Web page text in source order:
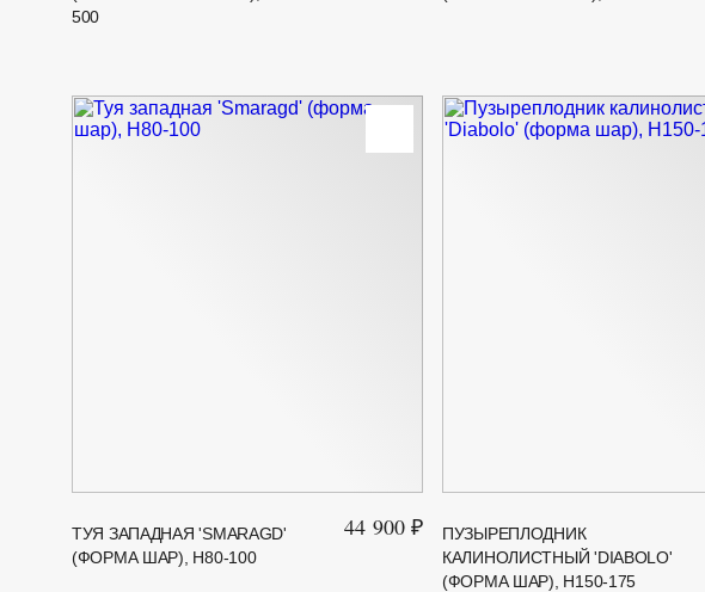
500
ТУЯ ЗАПАДНАЯ 'SMARAGD'
(ФОРМА ШАР), Н80-100
44 900 ₽
ПУЗЫРЕПЛОДНИК
КАЛИНОЛИСТНЫЙ 'DIABOLO'
(ФОРМА ШАР), H150-175